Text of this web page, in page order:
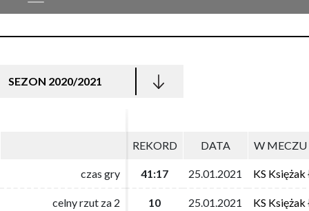
SEZON 2020/2021
REKORD DATA W MECZU
czas gry 41:17 25.01.2021 KS
celny rzut za 2 10 25.01.2021 KS
REKORD DATA W MECZU
czas gry 41:17 25.01.2021 KS
celny rzut za 2 10 25.01.2021 KS